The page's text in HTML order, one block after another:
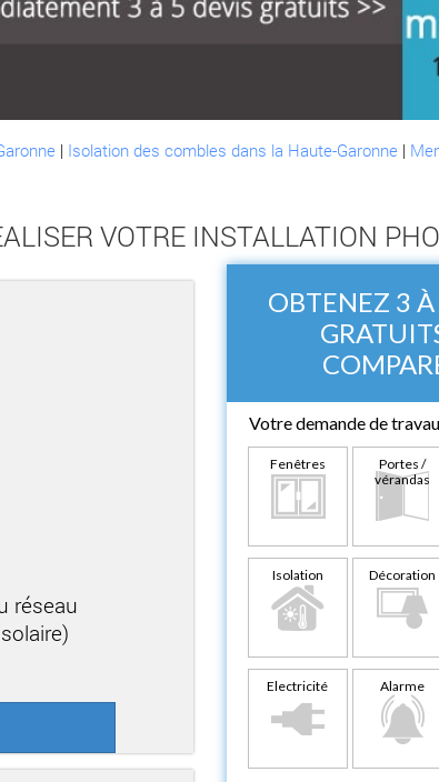
| Isolation des combles dans la Haute-Garonne |
VOTRE INSTALLATION
réseau
OBTENEZ 3
Votre demande de
Fenêtres
Portes /
vérandas
Isolation Décoration
Electricité Alarme